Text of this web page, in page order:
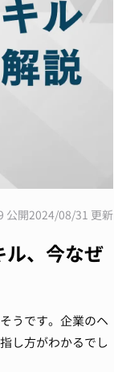
公開2024/08/31 更新
ル、今なぜ
うです。企業のヘ
し方がわかるでし